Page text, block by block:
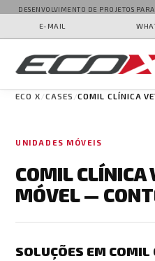
DESENVOLVIMENTO DE PROJETOS
E-MAIL
ECO X CASES COMIL CLÍNICA
UNIDADES MÓVEIS
COMIL CLÍNICA
MÓVEL —
SOLUÇÕES EM